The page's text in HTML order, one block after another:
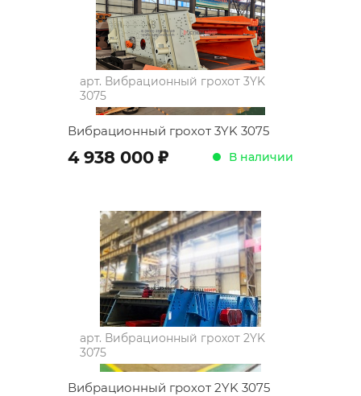
арт. Вибрационный грохот 3YK
3075
Вибрационный грохот 3YK 3075
4 938 000 ; В наличии
арт. Вибрационный грохот 2YK
3075
Вибрационный грохот 2YK 3075